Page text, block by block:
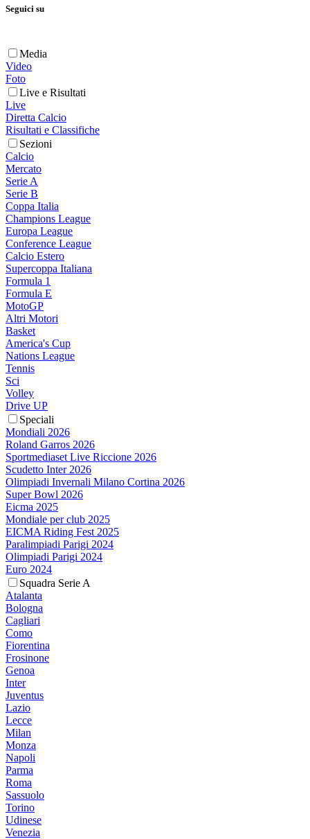
Seguici su
Media
Video
Foto
Live e Risultati
Live
Diretta Calcio
Risultati e Classifiche
Sezioni
Calcio
Mercato
Serie A
Serie B
Coppa Italia
Champions League
Europa League
Conference League
Calcio Estero
Supercoppa Italiana
Formula 1
Formula E
MotoGP
Altri Motori
Basket
America's Cup
Nations League
Tennis
Sci
Volley
Drive UP
Speciali
Mondiali 2026
Roland Garros 2026
Sportmediaset Live Riccione 2026
Scudetto Inter 2026
Olimpiadi Invernali Milano Cortina 2026
Super Bowl 2026
Eicma 2025
Mondiale per club 2025
EICMA Riding Fest 2025
Paralimpiadi Parigi 2024
Olimpiadi Parigi 2024
Euro 2024
Squadra Serie A
Atalanta
Bologna
Cagliari
Como
Fiorentina
Frosinone
Genoa
Inter
Juventus
Lazio
Lecce
Milan
Monza
Napoli
Parma
Roma
Sassuolo
Torino
Udinese
Venezia